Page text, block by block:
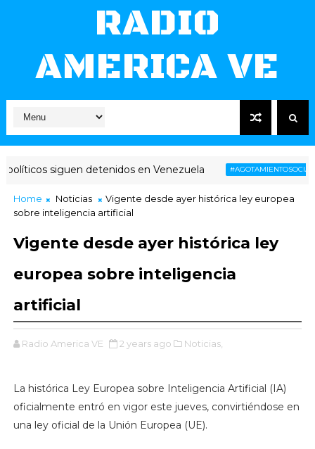
RADIO
AMERICA VE
siguen detenidos en Venezuela #AGOTAMIENTOSOCIAL
Home Noticias
Vigente desde ayer histórica ley europea
sobre inteligencia artificial
Vigente desde ayer histórica ley
europea sobre inteligencia
artificial
Radio America VE 2 years ago Noticias,
La histórica Ley Europea sobre Inteligencia Artificial (IA)
oficialmente entró en vigor este jueves, convirtiéndose en
una ley oficial de la Unión Europea (UE).